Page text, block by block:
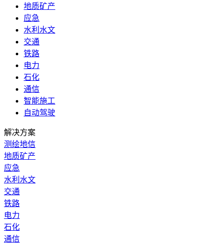
地质矿产
应急
水利水文
交通
铁路
电力
石化
通信
智能施工
自动驾驶
解决方案
测绘地信
地质矿产
应急
水利水文
交通
铁路
电力
石化
通信